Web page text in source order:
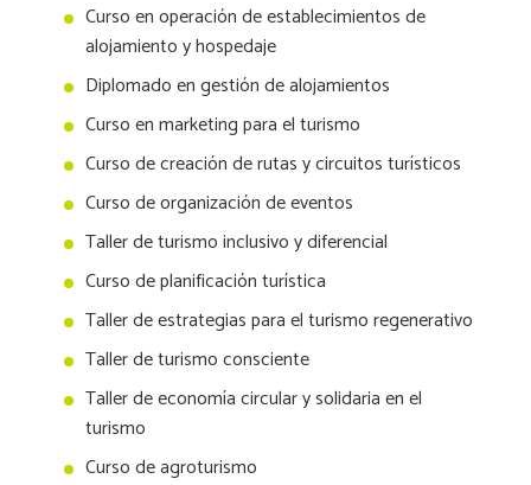
Curso en operación de establecimientos de
alojamiento y hospedaje
Diplomado en gestión de alojamientos
Curso en marketing para el turismo
Curso de creación de rutas y circuitos turísticos
Curso de organización de eventos
Taller de turismo inclusivo y diferencial
Curso de planificación turística
Taller de estrategias para el turismo regenerativo
Taller de turismo consciente
Taller de economía circular y solidaria en el
turismo
Curso de agroturismo